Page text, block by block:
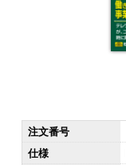
注文番号
仕様